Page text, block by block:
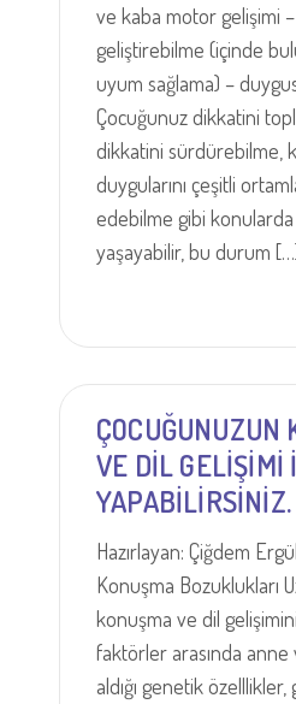
ve kaba motor gelişimi
geliştirebilme (içinde
uyum sağlama) –
Çocuğunuz dikkatini
dikkatini sürdürebilme,
duygularını çeşitli
edebilme gibi
yaşayabilir, bu durum
ÇOCUĞUNUZUN
VE DİL GELİŞİMİ
YAPABİLİRSİNİZ.
Hazırlayan: Çiğdem
Konuşma Bozuklukları
konuşma ve dil
faktörler arasında anne
aldığı genetik